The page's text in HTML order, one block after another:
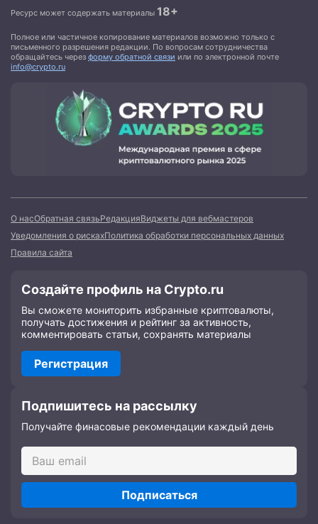
Ресурс может содержать материалы 18+
Полное или частичное копирование материалов возможно только с
письменного разрешения редакции. По вопросам сотрудничества
обращайтесь через форму обратной связи или по электронной почте
info@crypto.ru
О насОбратная связьРедакцияВиджеты для вебмастеров
Уведомления о рискахПолитика обработки персональных данных
Правила сайта
Создайте профиль на Crypto.ru
Вы сможете мониторить избранные криптовалюты,
получать достижения и рейтинг за активность,
комментировать статьи, сохранять материалы
Регистрация
Подпишитесь на рассылку
Получайте финасовые рекомендации каждый день
Подписаться